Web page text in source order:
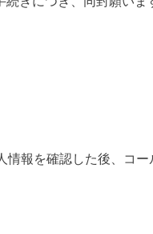
報を確認した後、コー